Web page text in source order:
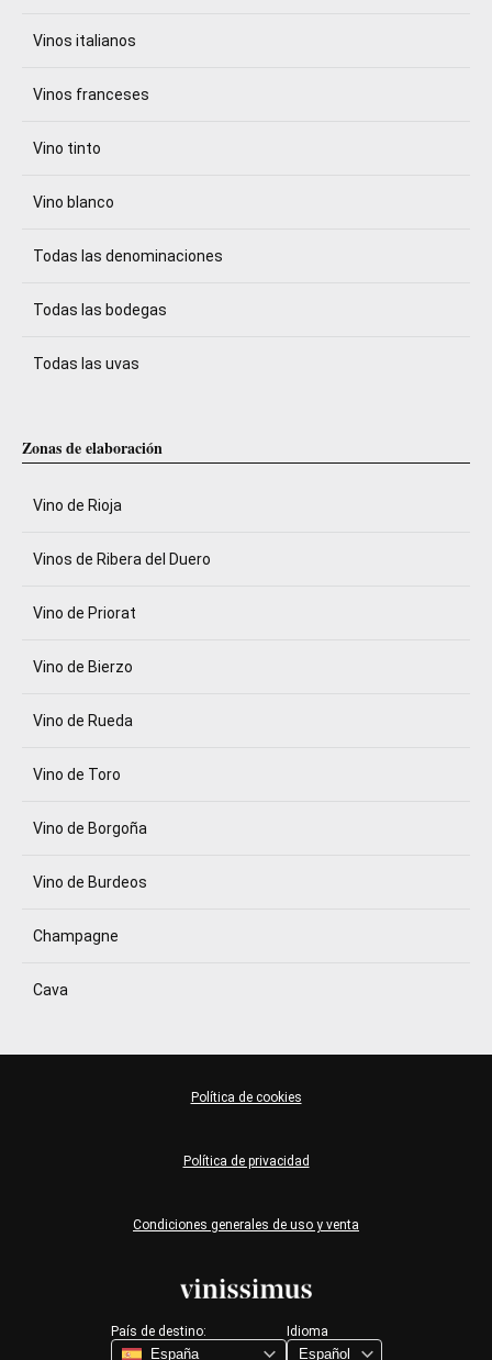
Vinos italianos
Vinos franceses
Vino tinto
Vino blanco
Todas las denominaciones
Todas las bodegas
Todas las uvas
Zonas de elaboración
Vino de Rioja
Vinos de Ribera del Duero
Vino de Priorat
Vino de Bierzo
Vino de Rueda
Vino de Toro
Vino de Borgoña
Vino de Burdeos
Champagne
Cava
País de destino: Idioma
Condiciones generales de uso y venta
Política de privacidad
Política de cookies